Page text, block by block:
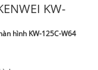
KW-
hình KW-125C-W64